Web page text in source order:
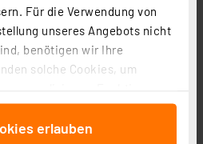
Für die Verwendung von
unseres Angebots nicht
benötigen wir Ihre
solche Cookies, um
zu können und die Zugriffe
Außerdem geben
erlauben
inkl. MwSt.
Informationen zu Versandkosten